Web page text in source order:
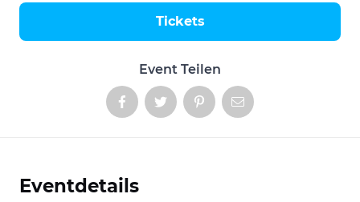
Event Teilen
Tickets
Eventdetails